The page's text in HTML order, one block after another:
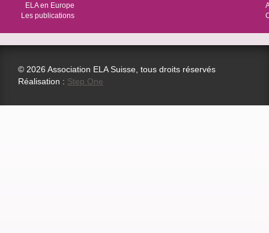
ELA en Europe
Les publications
© 2026 Association ELA Suisse, tous droits réservés
Réalisation : Step One